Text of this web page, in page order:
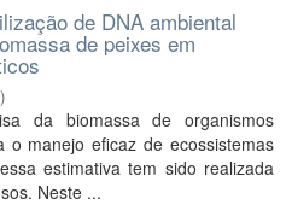
de DNA ambiental
de peixes em
)
da biomassa de organismos
o manejo eficaz de ecossistemas
estimativa tem sido realizada
Neste ...